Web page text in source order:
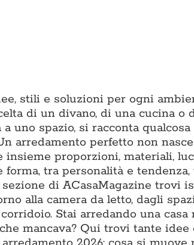
stili e soluzioni per ogni
di un divano, di una cucina o
uno spazio, si racconta
arredamento perfetto non
proporzioni, materiali,
tra personalità e
di ACasaMagazine trovi
alla camera da letto, dagli
Stai arredando una
mancava? Qui trovi tante